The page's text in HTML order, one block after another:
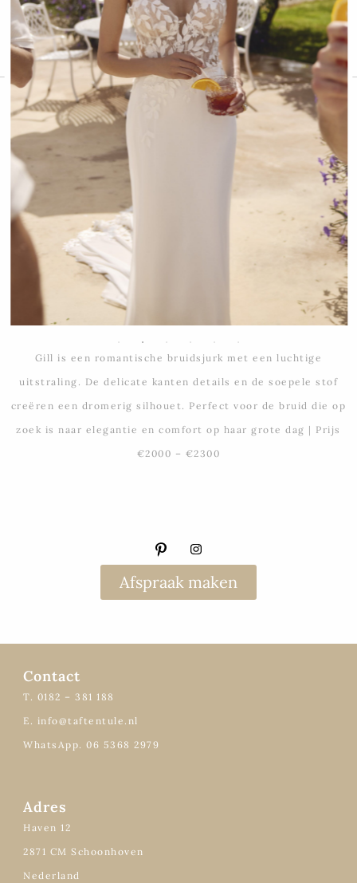
Gill is een romantische bruidsjurk met een luchtige
uitstraling. De delicate kanten details en de soepele stof
creëren een dromerig silhouet. Perfect voor de bruid die op
zoek is naar elegantie en comfort op haar grote dag | Prijs
€2000 – €2300
Afspraak maken
Contact
T. 0182 – 381 188
E. info@taftentule.nl
WhatsApp. 06 5368 2979
Adres
Haven 12
2871 CM Schoonhoven
Nederland